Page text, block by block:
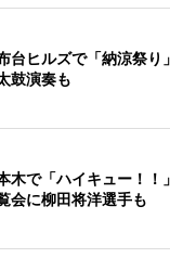
台ヒルズで「納涼祭り
鼓演奏も
木で「ハイキュー！
会に柳田将洋選手も